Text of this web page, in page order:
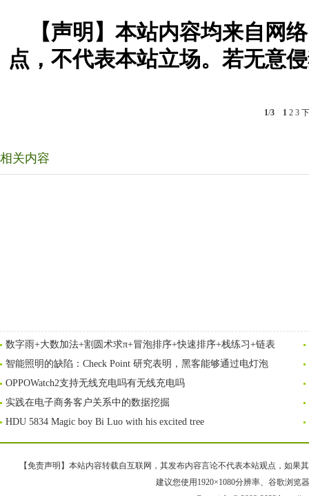
【声明】本站内容均来自网
点，不代表本站立场。若无意
1/3 1 2 3
相关内容
数字雨+大数加法+割圆术求π+冒泡排序+快速排序+栈练习+链表
智能照明的缺陷：Check Point 研究表明，黑客能够通过电灯泡
OPPOWatch2支持无线充电吗有无线充电吗
实践在电子商务客户关系中的数据挖掘
HDU 5834 Magic boy Bi Luo with his excited tree
【免责声明】本站内容转载自互联网，其发布内容言论不代表本站观点，如果
建议您使用1920×1080分辨率、谷歌浏览